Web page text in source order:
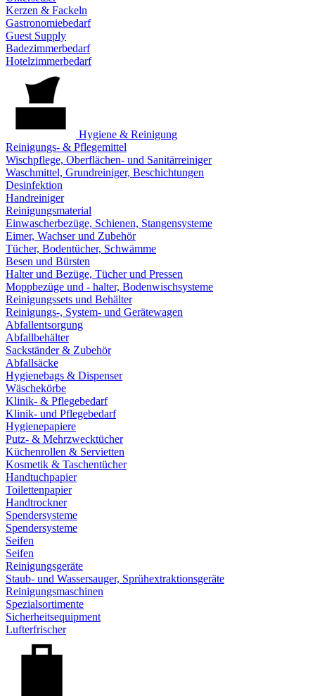
Kerzen & Fackeln
Gastronomiebedarf
Guest Supply
Badezimmerbedarf
Hotelzimmerbedarf
Hygiene & Reinigung
Reinigungs- & Pflegemittel
Wischpflege, Oberflächen- und Sanitärreiniger
Waschmittel, Grundreiniger, Beschichtungen
Desinfektion
Handreiniger
Reinigungsmaterial
Einwascherbezüge, Schienen, Stangensysteme
Eimer, Wachser und Zubehör
Tücher, Bodentücher, Schwämme
Besen und Bürsten
Halter und Bezüge, Tücher und Pressen
Moppbezüge und - halter, Bodenwischsysteme
Reinigungssets und Behälter
Reinigungs-, System- und Gerätewagen
Abfallentsorgung
Abfallbehälter
Sackständer & Zubehör
Abfallsäcke
Hygienebags & Dispenser
Wäschekörbe
Klinik- & Pflegebedarf
Klinik- und Pflegebedarf
Hygienepapiere
Putz- & Mehrzwecktücher
Küchenrollen & Servietten
Kosmetik & Taschentücher
Handtuchpapier
Toilettenpapier
Handtrockner
Spendersysteme
Spendersysteme
Seifen
Seifen
Reinigungsgeräte
Staub- und Wassersauger, Sprühextraktionsgeräte
Reinigungsmaschinen
Spezialsortimente
Sicherheitsequipment
Lufterfrischer